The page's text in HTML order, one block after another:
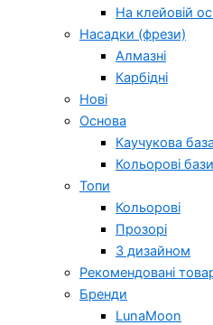
На клейовій
Насадки (фрези)
Алмазні
Карбідні
Нові
Основа
Каучукова база
Кольорові бази
Топи
Кольорові
Прозорі
З дизайном
Рекомендовані
Бренди
LunaMoon